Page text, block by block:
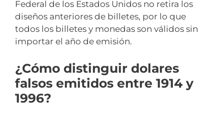
Federal de los Estados Unidos no retira los
diseños anteriores de billetes, por lo que
todos los billetes y monedas son válidos sin
importar el año de emisión.
¿Cómo distinguir dolares
falsos emitidos entre 1914 y
1996?